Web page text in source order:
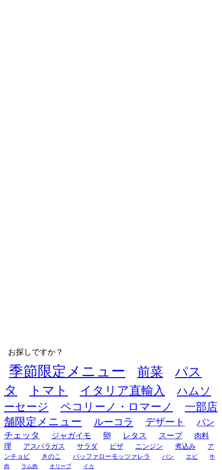
お探しですか？
季節限定メニュー 前菜
パス
タ
トマト イタリア直輸入
ハムソ
ーセージ
ペコリーノ・ロマーノ
一部店
舗限定メニュー
ルーコラ デザート
パン
チェッタ
ジャガイモ 卵 レタス スープ
肉料
理
アスパラガス サラダ ピザ ニンジン 煮込み
ア
ンチョビ
きのこ バッファローモッツァレラ パン エビ
牛
肉
ラム肉 オリーブ イカ